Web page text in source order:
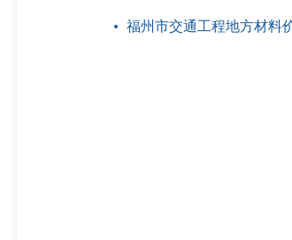
福州市交通工程地方材料